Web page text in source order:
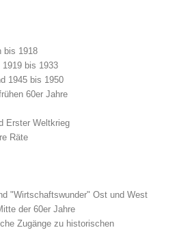
bis 1918
1919 bis 1933
1945 bis 1950
60er Jahre
Erster Weltkrieg
Räte
"Wirtschaftswunder" Ost und West
der 60er Jahre
Zugänge zu historischen